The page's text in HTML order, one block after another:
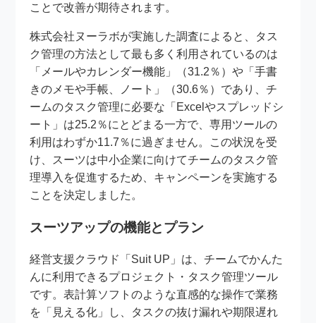
ことで改善が期待されます。
株式会社ヌーラボが実施した調査によると、タス
ク管理の方法として最も多く利用されているのは
「メールやカレンダー機能」（31.2％）や「手書
きのメモや手帳、ノート」（30.6％）であり、チ
ームのタスク管理に必要な「Excelやスプレッドシ
ート」は25.2％にとどまる一方で、専用ツールの
利用はわずか11.7％に過ぎません。この状況を受
け、スーツは中小企業に向けてチームのタスク管
理導入を促進するため、キャンペーンを実施する
ことを決定しました。
スーツアップの機能とプラン
経営支援クラウド「Suit UP」は、チームでかんた
んに利用できるプロジェクト・タスク管理ツール
です。表計算ソフトのような直感的な操作で業務
を「見える化」し、タスクの抜け漏れや期限遅れ